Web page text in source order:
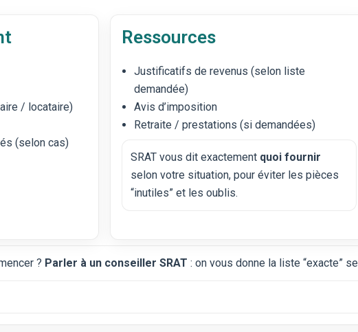
/ locataire)
(selon cas)
Ressources
Justificatifs de revenus (selon liste
demandée)
Avis d’imposition
Retraite / prestations (si demandées)
SRAT vous dit exactement quoi fournir
selon votre situation, pour éviter les pièces
“inutiles” et les oublis.
? Parler à un conseiller SRAT : on vous donne la liste “exacte”